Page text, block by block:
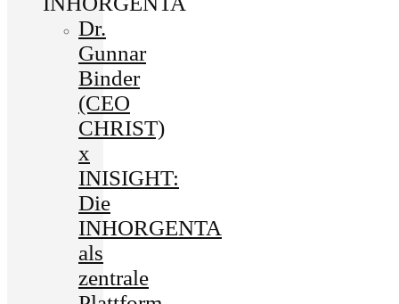
Dr.
Gunnar
Binder
(CEO
CHRIST)
x
INISIGHT:
Die
INHORGENTA
als
zentrale